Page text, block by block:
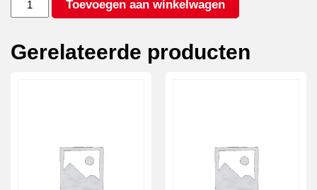
staal
Toevoegen aan winkelwagen
Gerelateerde producten